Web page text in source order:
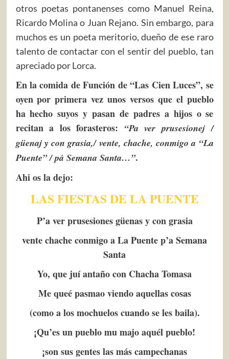
otros poetas pontanenses como Manuel Reina,
Ricardo Molina o Juan Rejano. Sin embargo, para
muchos es un poeta meritorio, dueño de ese raro
talento de contactar con el sentir del pueblo, tan
apreciado por Lorca.
En la comida de Función de “Las Cien Luces”, se
oyen por primera vez unos versos que el pueblo
ha hecho suyos y pasan de padres a hijos o se
recitan a los forasteros: “Pa ver prusesionej /
güenaj y con grasia,/ vente, chache, conmigo a “La
Puente” / pá Semana Santa…”.
Ahi os la dejo:
LAS FIESTAS DE LA PUENTE
P’a ver prusesiones güenas y con grasia
vente chache conmigo a La Puente p’a Semana
Santa
Yo, que juí antaño con Chacha Tomasa
Me queé pasmao viendo aquellas cosas
(como a los mochuelos cuando se les baila).
¡Qu’es un pueblo mu majo aquél pueblo!
¡son sus gentes las más campechanas